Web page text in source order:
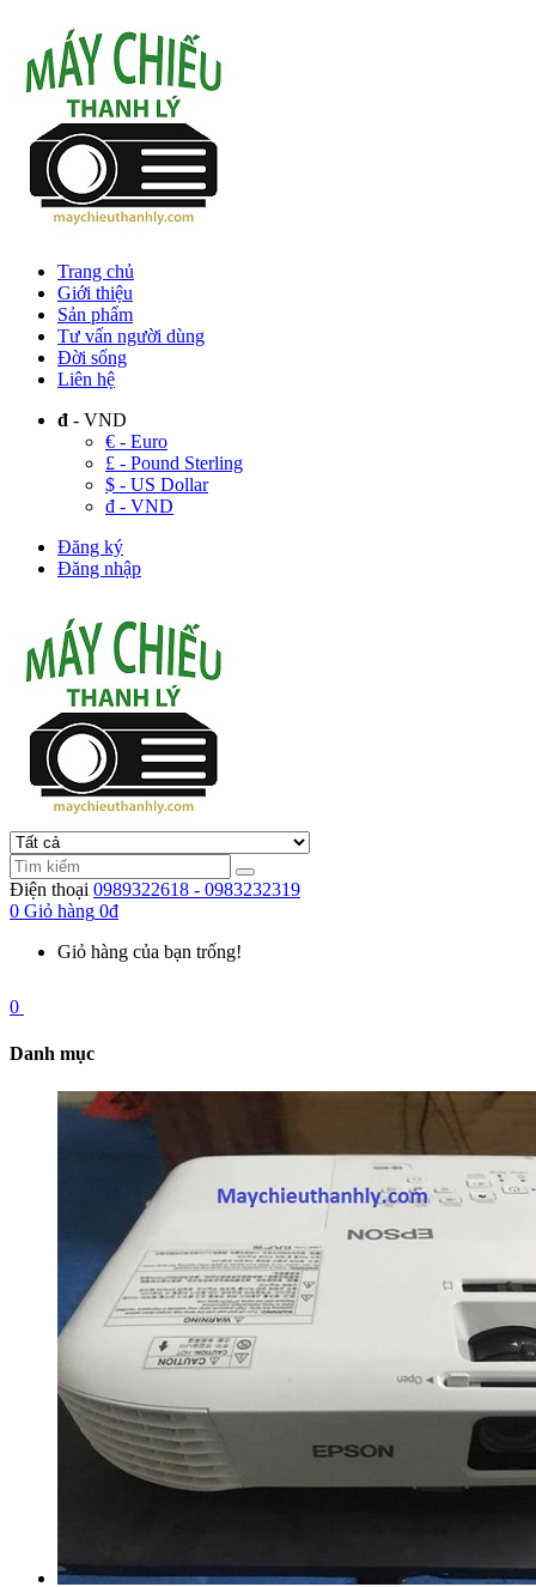
Trang chủ
Giới thiệu
Sản phẩm
Tư vấn người dùng
Đời sống
Liên hệ
đ - VND
€ - Euro
£ - Pound Sterling
$ - US Dollar
đ - VND
Đăng ký
Đăng nhập
Điện thoại 0989322618 - 0983232319
0 Giỏ hàng 0đ
Giỏ hàng của bạn trống!
0
Danh mục